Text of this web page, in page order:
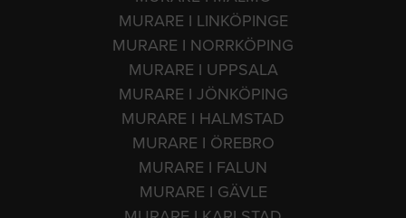
MURARE I LINKÖPINGE
MURARE I NORRKÖPING
MURARE I UPPSALA
MURARE I JÖNKÖPING
MURARE I HALMSTAD
MURARE I ÖREBRO
MURARE I FALUN
MURARE I GÄVLE